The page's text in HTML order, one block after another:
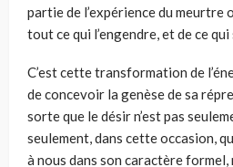
partie de l’expérience du meurtre
tout ce qui l’engendre, et de ce qui
C’est cette transformation de
de conce­voir la genèse de sa
sorte que le désir n’est pas
seulement, dans cette occasion,
à nous dans son caractère formel,